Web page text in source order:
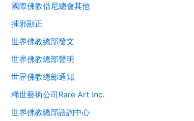
國際佛教僧尼總會其他
摧邪顯正
世界佛教總部發文
世界佛教總部聲明
世界佛教總部通知
稀世藝術公司Rare Art Inc.
世界佛教總部諮詢中心